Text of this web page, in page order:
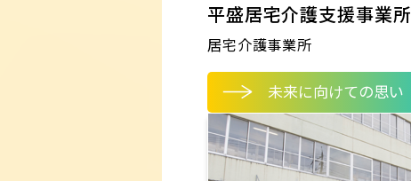
平盛居宅介護支援事業所
居宅介護事業所
未来に向けての思い